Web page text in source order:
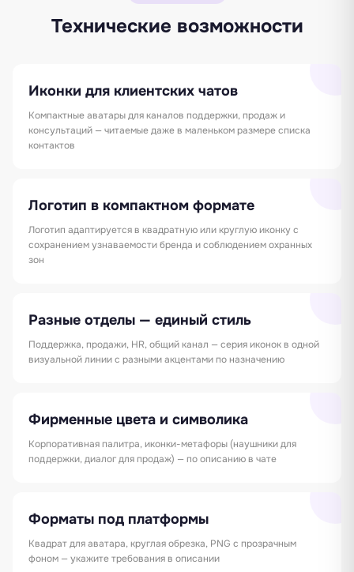
Технические возможности
Иконки для клиентских чатов
Компактные аватары для каналов поддержки, продаж и
консультаций — читаемые даже в маленьком размере списка
контактов
Логотип в компактном формате
Логотип адаптируется в квадратную или круглую иконку с
сохранением узнаваемости бренда и соблюдением охранных
зон
Разные отделы — единый стиль
Поддержка, продажи, HR, общий канал — серия иконок в одной
визуальной линии с разными акцентами по назначению
Фирменные цвета и символика
Корпоративная палитра, иконки-метафоры (наушники для
поддержки, диалог для продаж) — по описанию в чате
Форматы под платформы
Квадрат для аватара, круглая обрезка, PNG с прозрачным
фоном — укажите требования в описании